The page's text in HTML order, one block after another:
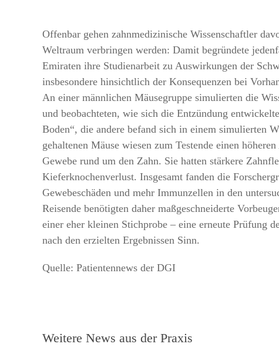
Offenbar gehen zahnmedizinische Wissenschaftler
Weltraum verbringen werden: Damit begründete
Emiraten ihre Studienarbeit zu Auswirkungen der
insbesondere hinsichtlich der Konsequenzen bei
An einer männlichen Mäusegruppe simulierten die
und beobachteten, wie sich die Entzündung
Boden“, die andere befand sich in einem simulierten
gehaltenen Mäuse wiesen zum Testende einen
Gewebe rund um den Zahn. Sie hatten stärkere
Kieferknochenverlust. Insgesamt fanden die
Gewebeschäden und mehr Immunzellen in den
Reisende benötigten daher maßgeschneiderte
einer eher kleinen Stichprobe – eine erneute Prüfung
nach den erzielten Ergebnissen Sinn.
Quelle: Patientennews der DGI
Weitere News aus der Praxis